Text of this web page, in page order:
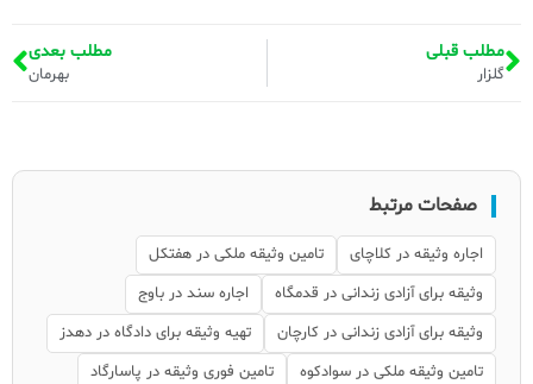
مطلب قبلی
گلزار
مطلب بعدی
بهرمان
صفحات مرتبط
اجاره وثیقه در کلاچای
تامین وثیقه ملکی در هفتکل
وثیقه برای آزادی زندانی در قدمگاه
اجاره سند در باوج
وثیقه برای آزادی زندانی در کارچان
تهیه وثیقه برای دادگاه در دهدز
تامین وثیقه ملکی در سوادکوه
تامین فوری وثیقه در پاسارگاد